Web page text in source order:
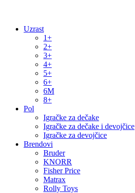
Uzrast
1+
2+
3+
4+
5+
6+
6M
8+
Pol
Igračke za dečake
Igračke za dečake i devojčice
Igračke za devojčice
Brendovi
Bruder
KNORR
Fisher Price
Matrax
Rolly Toys